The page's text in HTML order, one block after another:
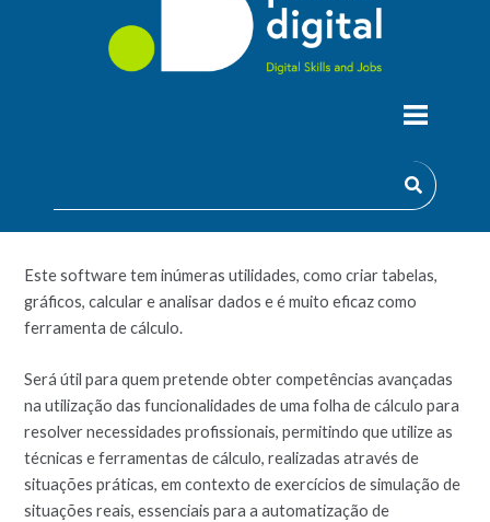
O Excel é uma das principais ferramentas do Microsoft Office
Este software tem inúmeras utilidades, como criar tabelas,
gráficos, calcular e analisar dados e é muito eficaz como
ferramenta de cálculo.
Será útil para quem pretende obter competências avançadas
na utilização das funcionalidades de uma folha de cálculo para
resolver necessidades profissionais, permitindo que utilize as
técnicas e ferramentas de cálculo, realizadas através de
situações práticas, em contexto de exercícios de simulação de
situações reais, essenciais para a automatização de